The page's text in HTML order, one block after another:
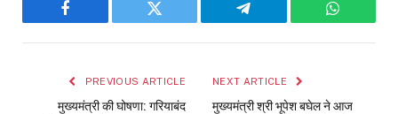
Facebook Twitter Telegram
PREVIOUS ARTICLE
मुख्यमंत्री की घोषणा: गरियाबंद
NEXT ARTICLE
मुख्यमंत्री श्री भूपेश बघेल ने आज